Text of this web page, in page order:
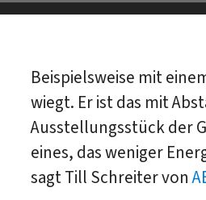
Beispielsweise mit
wiegt. Er ist das mit
Ausstellungsstück der
eines, das weniger
sagt Till Schreiter von